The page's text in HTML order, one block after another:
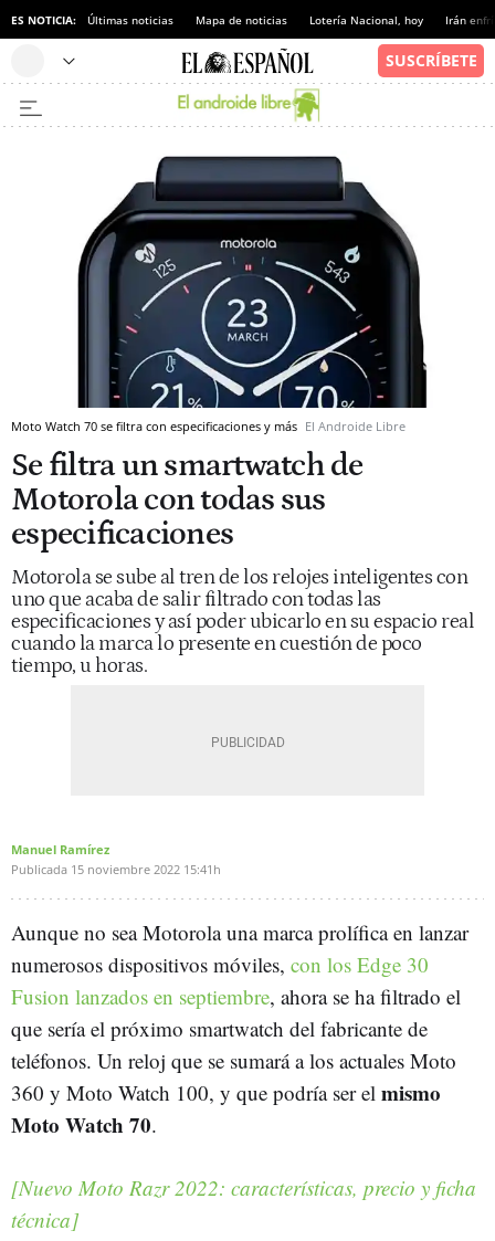
ES NOTICIA: Últimas noticias Mapa de noticias Lotería Nacional, hoy Irán
Moto Watch 70 se filtra con especificaciones y más El Androide Libre
Se filtra un smartwatch de
Motorola con todas sus
especificaciones
Motorola se sube al tren de los relojes inteligentes con
uno que acaba de salir filtrado con todas las
especificaciones y así poder ubicarlo en su espacio real
cuando la marca lo presente en cuestión de poco
tiempo, u horas.
Manuel Ramírez
Publicada 15 noviembre 2022 15:41h
Aunque no sea Motorola una marca prolífica en lanzar
numerosos dispositivos móviles, con los Edge 30
Fusion lanzados en septiembre, ahora se ha filtrado el
que sería el próximo smartwatch del fabricante de
teléfonos. Un reloj que se sumará a los actuales Moto
360 y Moto Watch 100, y que podría ser el mismo
Moto Watch 70.
[Nuevo Moto Razr 2022: características, precio y ficha
técnica]